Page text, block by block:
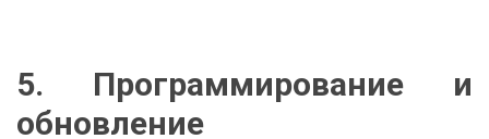
5. Программирование и
обновление